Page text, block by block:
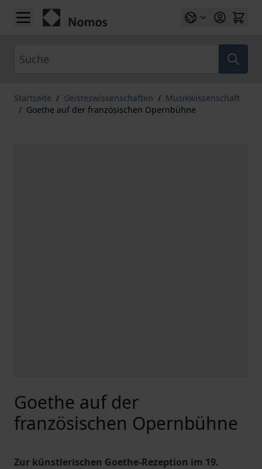
Zum Inhalt springen
Startseite / Geisteswissenschaften / Musikwissenschaft
/ Goethe auf der französischen Opernbühne
Goethe auf der
französischen Opernbühne
Zur künstlerischen Goethe-Rezeption im 19.